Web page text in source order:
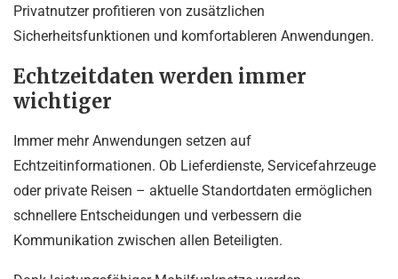
Privatnutzer profitieren von zusätzlichen
Sicherheitsfunktionen und komfortableren Anwendungen.
Echtzeitdaten werden immer
wichtiger
Immer mehr Anwendungen setzen auf
Echtzeitinformationen. Ob Lieferdienste, Servicefahrzeuge
oder private Reisen – aktuelle Standortdaten ermöglichen
schnellere Entscheidungen und verbessern die
Kommunikation zwischen allen Beteiligten.